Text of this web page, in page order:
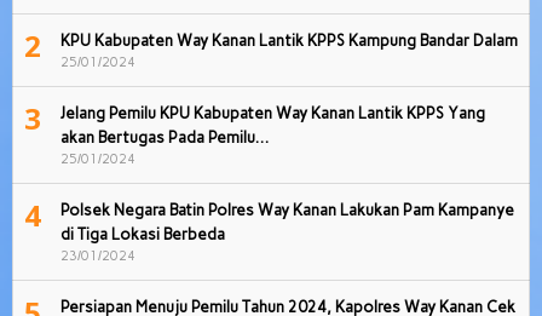
2 KPU Kabupaten Way Kanan Lantik KPPS Kampung Bandar Dalam
25/01/2024
3
Jelang Pemilu KPU Kabupaten Way Kanan Lantik KPPS Yang
akan Bertugas Pada Pemilu…
25/01/2024
4
Polsek Negara Batin Polres Way Kanan Lakukan Pam Kampanye
di Tiga Lokasi Berbeda
23/01/2024
Persiapan Menuju Pemilu Tahun 2024, Kapolres Way Kanan Cek